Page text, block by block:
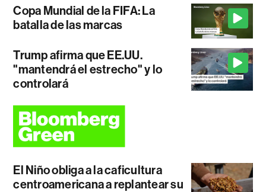
Copa Mundial de la FIFA: La
batalla de las marcas
Trump afirma que EE.UU.
"mantendrá el estrecho" y lo
controlará
El Niño obliga a la caficultura
centroamericana a replantear su